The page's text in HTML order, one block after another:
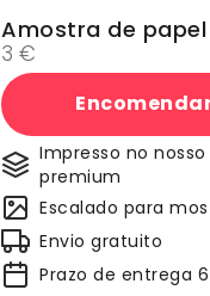
Amostra de
3 €
Impresso no
premium
Escalado para
Envio gratuito
Prazo de entrega